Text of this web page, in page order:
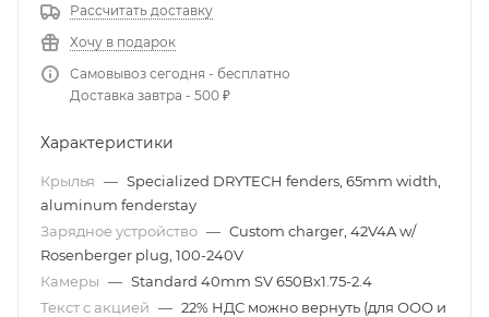
Рассчитать доставку
Хочу в подарок
Самовывоз сегодня - бесплатно
Доставка завтра - 500 ₽
Характеристики
Крылья — Specialized DRYTECH fenders, 65mm width,
aluminum fenderstay
Зарядное устройство — Custom charger, 42V4A w/
Rosenberger plug, 100-240V
Камеры — Standard 40mm SV 650Bx1.75-2.4
Текст с акцией — 22% НДС можно вернуть (для ООО и